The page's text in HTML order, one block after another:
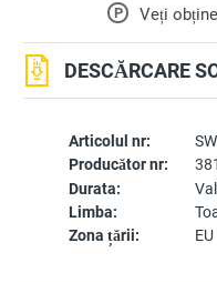
Articolul nr:
Producător nr:
Durata:
Limba:
Zona țării:
EU
P Veți obține
DESCĂRCARE